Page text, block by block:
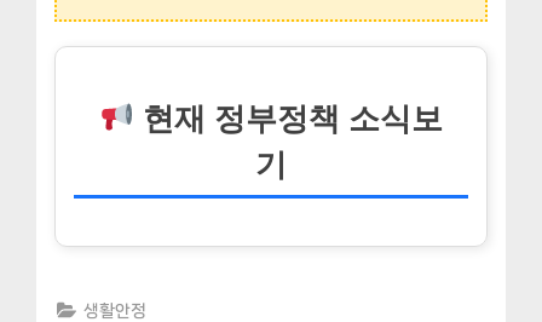
현재 정부정책 소식보
기
생활안정